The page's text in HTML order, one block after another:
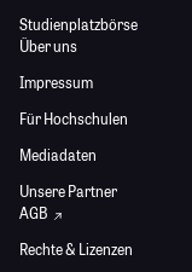
Studienplatzbörse
Über uns
Impressum
Für Hochschulen
Mediadaten
Unsere Partner
AGB
Rechte & Lizenzen